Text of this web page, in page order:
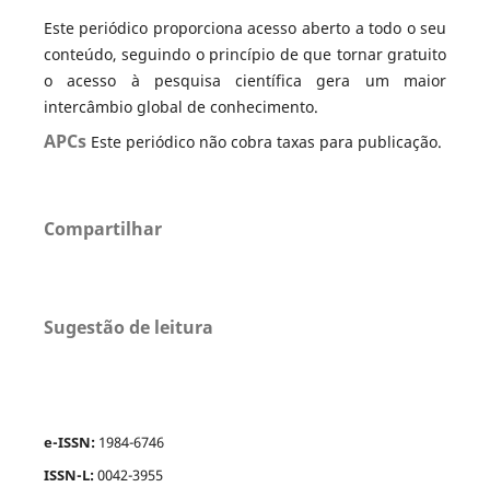
Este periódico proporciona acesso aberto a todo o seu
conteúdo, seguindo o princípio de que tornar gratuito
o acesso à pesquisa científica gera um maior
intercâmbio global de conhecimento.
APCs Este periódico não cobra taxas para publicação.
Compartilhar
Sugestão de leitura
e-ISSN: 1984-6746
ISSN-L:0042-3955